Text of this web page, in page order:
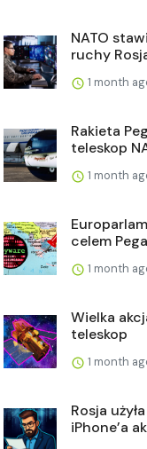
NATO
ruchy
1 month
Rakieta
teleskop
1 month
celem
1 month
Wielka
teleskop
1 month
Rosja
iPhone’a